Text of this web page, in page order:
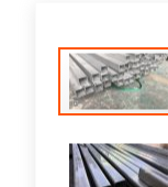
gallery